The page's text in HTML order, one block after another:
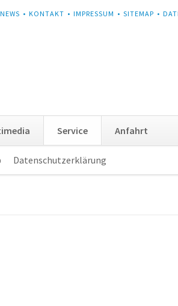
NEWS KONTAKT IMPRESSUM SITEMAP
Service Anfahrt
überspringen
Datenschutzerklärung